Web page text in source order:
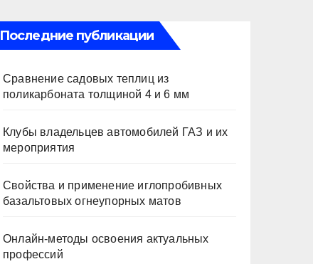
Последние публикации
Сравнение садовых теплиц из
поликарбоната толщиной 4 и 6 мм
Клубы владельцев автомобилей ГАЗ и их
мероприятия
Свойства и применение иглопробивных
базальтовых огнеупорных матов
Онлайн-методы освоения актуальных
профессий